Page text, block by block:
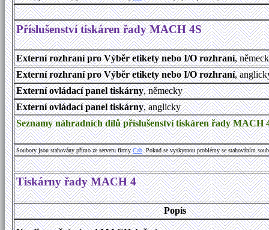
Příslušenství tiskáren řady MACH 4S
Externí rozhraní pro Výběr etikety nebo I/O rozhraní,
Externí rozhraní pro Výběr etikety nebo I/O rozhraní,
Externí ovládací panel tiskárny, německy
Externí ovládací panel tiskárny, anglicky
Seznamy náhradních dílů příslušenství tiskáren řady MACH
Soubory jsou stahovány přímo ze serveru firmyCab. Pokud se vyskytnou problémy se stahováním
Tiskárny řady MACH 4
Popis